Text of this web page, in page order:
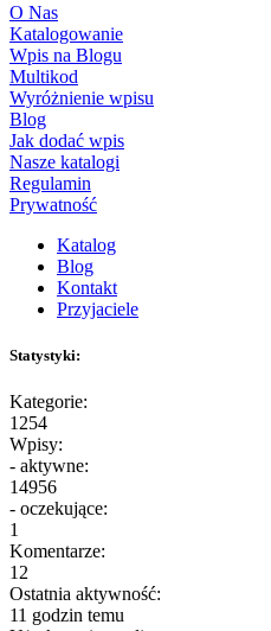
O Nas
Katalogowanie
Wpis na Blogu
Multikod
Wyróżnienie wpisu
Blog
Jak dodać wpis
Nasze katalogi
Regulamin
Prywatność
Katalog
Blog
Kontakt
Przyjaciele
Statystyki:
Kategorie:
1254
Wpisy:
- aktywne:
14956
- oczekujące:
1
Komentarze:
12
Ostatnia aktywność:
11 godzin temu